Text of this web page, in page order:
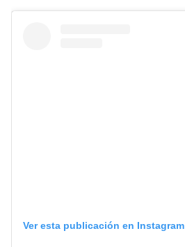
Ver esta publicación en Instagram